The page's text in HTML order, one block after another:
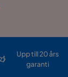
Upp till 20 års
garanti